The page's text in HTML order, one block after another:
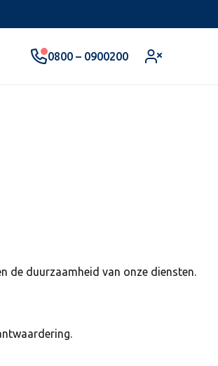
0800 – 0900200
de duurzaamheid van onze diensten.